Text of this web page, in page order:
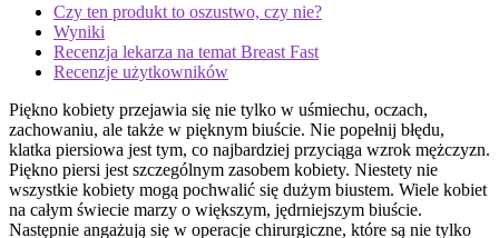
Czy ten produkt to oszustwo, czy nie?
Wyniki
Recenzja lekarza na temat Breast Fast
Recenzje użytkowników
Piękno kobiety przejawia się nie tylko w uśmiechu, oczach,
zachowaniu, ale także w pięknym biuście. Nie popełnij błędu,
klatka piersiowa jest tym, co najbardziej przyciąga wzrok mężczyzn.
Piękno piersi jest szczególnym zasobem kobiety. Niestety nie
wszystkie kobiety mogą pochwalić się dużym biustem. Wiele kobiet
na całym świecie marzy o większym, jędrniejszym biuście.
Następnie angażują się w operacje chirurgiczne, które są nie tylko